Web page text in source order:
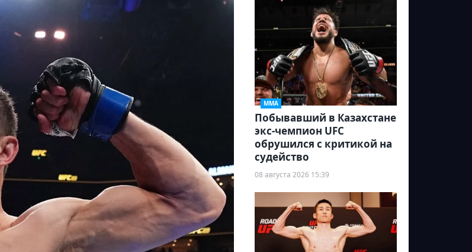
ММА
Побывавший в Казахстане
экс-чемпион UFC
обрушился с критикой на
судейство
08 августа 2026 15:39